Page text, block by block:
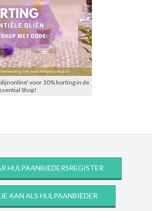
voor 10% korting in de
Shop!
HULPAANBIEDERSREGISTER
AAN ALS HULPAANBIEDER